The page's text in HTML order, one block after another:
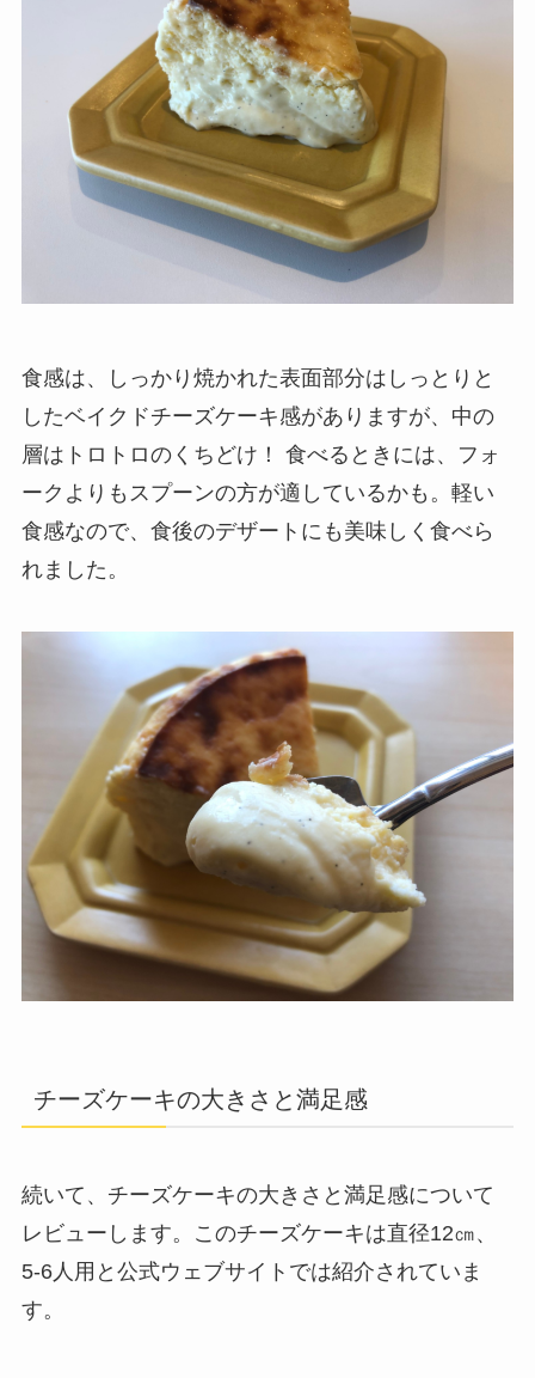
食感は、しっかり焼かれた表面部分はしっとりと
したベイクドチーズケーキ感がありますが、中の
層はトロトロのくちどけ！ 食べるときには、フォ
ークよりもスプーンの方が適しているかも。軽い
食感なので、食後のデザートにも美味しく食べら
れました。
チーズケーキの大きさと満足感
続いて、チーズケーキの大きさと満足感について
レビューします。このチーズケーキは直径12㎝、
5-6人用と公式ウェブサイトでは紹介されていま
す。